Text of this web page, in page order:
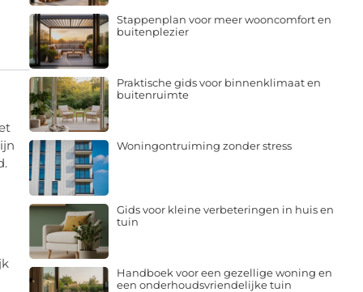
Stappenplan voor meer wooncomfort en
buitenplezier
Praktische gids voor binnenklimaat en
buitenruimte
Woningontruiming zonder stress
Gids voor kleine verbeteringen in huis en
tuin
Handboek voor een gezellige woning en
een onderhoudsvriendelijke tuin